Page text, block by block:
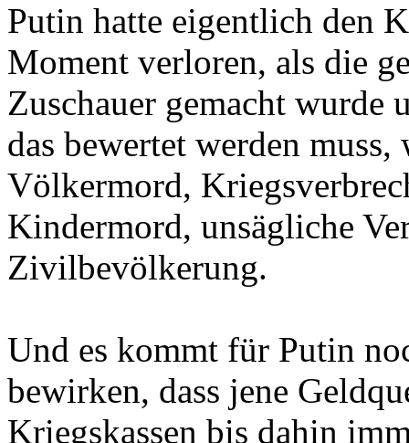
Putin hatte eigentlich den
Moment verloren, als die
Zuschauer gemacht
das bewertet werden
Völkermord,
Kindermord, unsägliche
Zivilbevölkerung.
Und es kommt für Putin
bewirken, dass jene
Kriegskassen bis dahin